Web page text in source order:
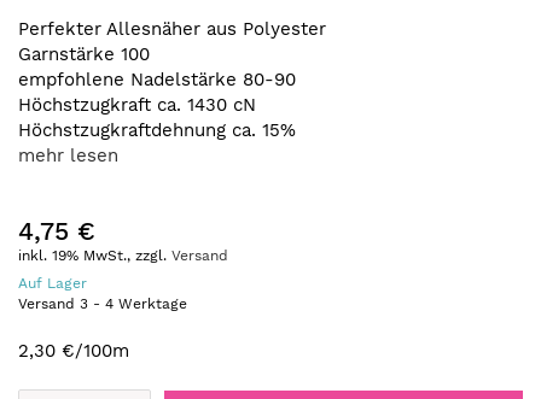
springen
Perfekter Allesnäher aus Polyester
Garnstärke 100
empfohlene Nadelstärke 80-90
Höchstzugkraft ca. 1430 cN
Höchstzugkraftdehnung ca. 15%
mehr lesen
4,75 €
inkl. 19% MwSt., zzgl. Versand
Auf Lager
Versand 3 - 4 Werktage
2,30 €/100m